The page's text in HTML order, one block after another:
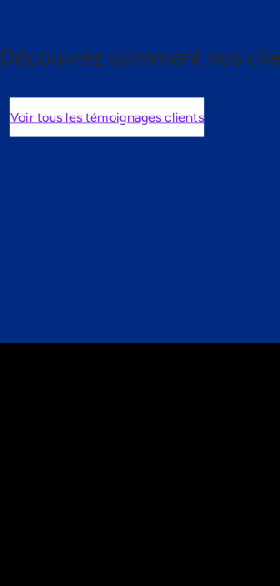
Découvrez comment nos
Voir tous les témoignages clients